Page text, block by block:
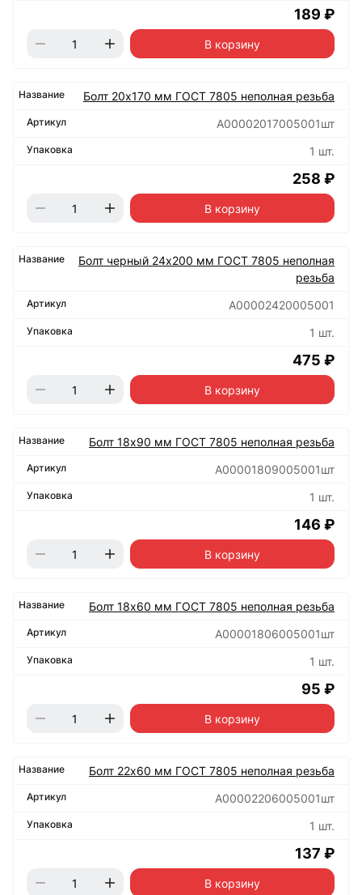
189 ₽
В корзину
Болт 20х170 мм ГОСТ 7805 неполная резьба
А00002017005001шт
1 шт.
258 ₽
В корзину
Болт черный 24х200 мм ГОСТ 7805 неполная
резьба
А00002420005001
1 шт.
475 ₽
В корзину
Болт 18х90 мм ГОСТ 7805 неполная резьба
А00001809005001шт
1 шт.
146 ₽
В корзину
Болт 18х60 мм ГОСТ 7805 неполная резьба
А00001806005001шт
1 шт.
95 ₽
В корзину
Болт 22х60 мм ГОСТ 7805 неполная резьба
А00002206005001шт
1 шт.
137 ₽
В корзину